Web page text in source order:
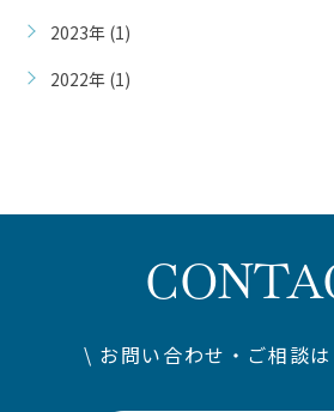
2023年 (1)
2022年 (1)
\ お問い合わせ・ご相談